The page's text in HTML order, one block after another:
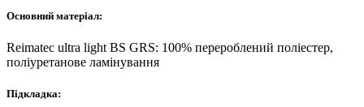
Основний матеріал:
Reimatec ultra light BS GRS: 100% перероблений поліестер,
поліуретанове ламінування
Підкладка: